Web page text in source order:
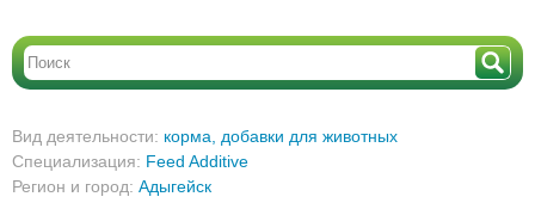
Вид деятельности: корма, добавки для животных
Специализация: Feed Additive
Регион и город: Адыгейск